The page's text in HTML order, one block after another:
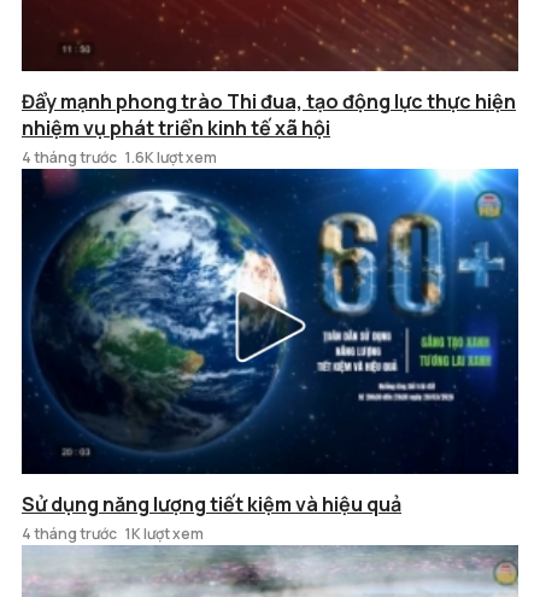
Đẩy mạnh phong trào Thi đua, tạo động lực thực hiện
nhiệm vụ phát triển kinh tế xã hội
4 tháng trước 1.6K lượt xem
Sử dụng năng lượng tiết kiệm và hiệu quả
4 tháng trước 1K lượt xem